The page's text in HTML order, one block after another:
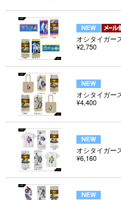
オシタイガー
¥2,750
オシタイガー
¥4,400
オシタイガー
¥6,160